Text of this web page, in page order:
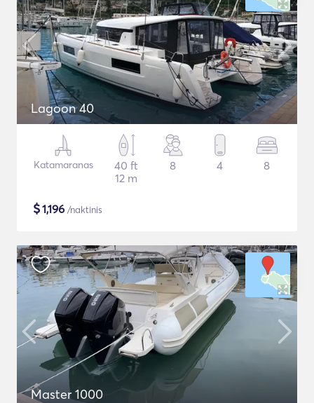
Lagoon 40
Katamaranas
40 ft
12 m
8 4 8
$1,196 /naktinis
Master 1000